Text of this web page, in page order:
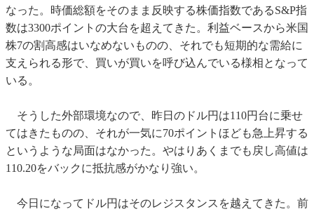
なった。時価総額をそのまま反映する株価指数であるS&P指
数は3300ポイントの大台を超えてきた。利益ベースから米国
株7の割高感はいなめないものの、それでも短期的な需給に
支えられる形で、買いが買いを呼び込んでいる様相となって
いる。
そうした外部環境なので、昨日のドル円は110円台に乗せ
てはきたものの、それが一気に70ポイントほども急上昇する
というような局面はなかった。やはりあくまでも戻し高値は
110.20をバックに抵抗感がかなり強い。
今日になってドル円はそのレジスタンスを越えてきた。前